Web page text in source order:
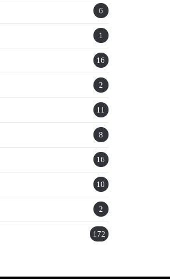
6
1
16
2
11
8
16
10
2
172